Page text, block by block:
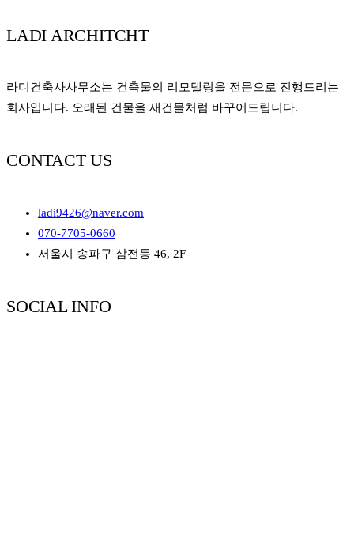
LADI ARCHITCHT
라디건축사사무소는 건축물의 리모델링을 전문으로 진행드리는
회사입니다. 오래된 건물을 새건물처럼 바꾸어드립니다.
CONTACT US
ladi9426@naver.com
070-7705-0660
서울시 송파구 삼전동 46, 2F
SOCIAL INFO